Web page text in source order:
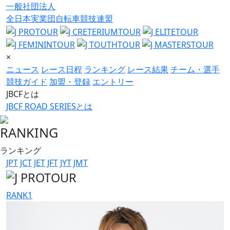
一般社団法人
全日本実業団自転車競技連盟
×
ニュース レース日程 ランキング レース結果チーム・選手
競技ガイド 加盟・登録 エントリー
JBCFとは
JBCF ROAD SERIESとは
RANKING
ランキング
JPT JCT JET JFT JYT JMT
RANK1